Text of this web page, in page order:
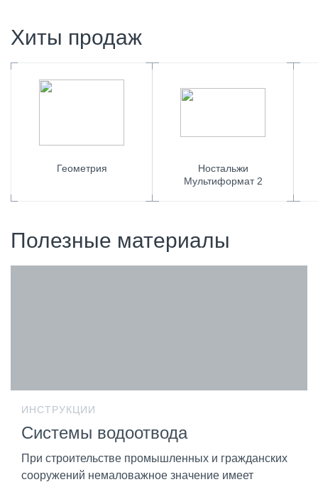
Хиты продаж
Геометрия
Ностальжи
Мультиформат 2
Полезные материалы
ИНСТРУКЦИИ
Системы водоотвода
При строительстве промышленных и гражданских
сооружений немаловажное значение имеет